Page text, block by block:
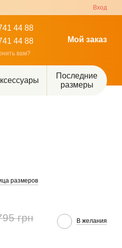
Вход
44 88
44 88
вам?
Мой заказ
Последние
размеры
размеров
грн В желания